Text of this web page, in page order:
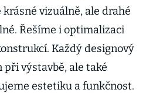
vizuálně, ale drahé
Řešíme i optimalizaci
Každý designový
výstavbě, ale také
estetiku a funkčnost.